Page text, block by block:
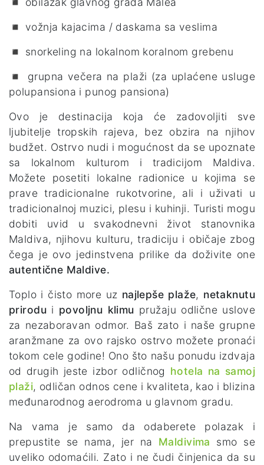
◾ vožnja kajacima / daskama sa veslima
◾ snorkeling na lokalnom koralnom grebenu
◾ grupna večera na plaži (za uplaćene usluge
polupansiona i punog pansiona)
Ovo je destinacija koja će zadovoljiti sve
ljubitelje tropskih rajeva, bez obzira na njihov
budžet. Ostrvo nudi i mogućnost da se upoznate
sa lokalnom kulturom i tradicijom Maldiva.
Možete posetiti lokalne radionice u kojima se
prave tradicionalne rukotvorine, ali i uživati u
tradicionalnoj muzici, plesu i kuhinji. Turisti mogu
dobiti uvid u svakodnevni život stanovnika
Maldiva, njihovu kulturu, tradiciju i običaje zbog
čega je ovo jedinstvena prilike da doživite one
autentične Maldive.
Toplo i čisto more uz najlepše plaže, netaknutu
prirodui povoljnu klimu pružaju odlične uslove
za nezaboravan odmor. Baš zato i naše grupne
aranžmane za ovo rajsko ostrvo možete pronaći
tokom cele godine! Ono što našu ponudu izdvaja
od drugih jeste izbor odličnog hotela na samoj
plaži, odličan odnos cene i kvaliteta, kao i blizina
međunarodnog aerodroma u glavnom gradu.
Na vama je samo da odaberete polazak i
prepustite se nama, jer na Maldivima smo se
uveliko odomaćili. Zato i ne čudi činjenica da su